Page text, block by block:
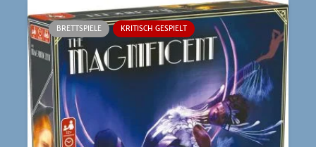
BRETTSPIELE KRITISCH GESPIELT